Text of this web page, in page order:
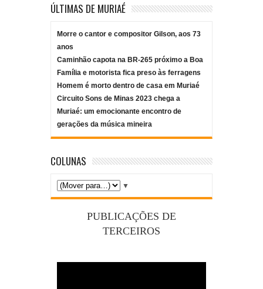
ÚLTIMAS DE MURIAÉ
Morre o cantor e compositor Gilson, aos 73
anos
Caminhão capota na BR-265 próximo a Boa
Família e motorista fica preso às ferragens
Homem é morto dentro de casa em Muriaé
Circuito Sons de Minas 2023 chega a
Muriaé: um emocionante encontro de
gerações da música mineira
COLUNAS
▼
PUBLICAÇÕES DE
TERCEIROS